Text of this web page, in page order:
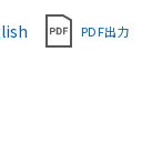
PDF出力